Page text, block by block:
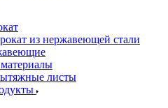
из нержавеющей стали
листы